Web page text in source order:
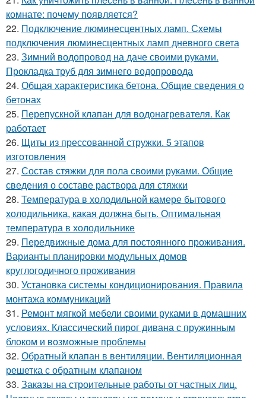
комнате: почему появляется?
22. Подключение люминесцентных ламп. Схемы
подключения люминесцентных ламп дневного света
23. Зимний водопровод на даче своими руками.
Прокладка труб для зимнего водопровода
24. Общая характеристика бетона. Общие сведения о
бетонах
25. Перепускной клапан для водонагревателя. Как
работает
26. Щиты из прессованной стружки. 5 этапов
изготовления
27. Состав стяжки для пола своими руками. Общие
сведения о составе раствора для стяжки
28. Температура в холодильной камере бытового
холодильника, какая должна быть. Оптимальная
температура в холодильнике
29. Передвижные дома для постоянного проживания.
Варианты планировки модульных домов
круглогодичного проживания
30. Установка системы кондиционирования. Правила
монтажа коммуникаций
31. Ремонт мягкой мебели своими руками в домашних
условиях. Классический пирог дивана с пружинным
блоком и возможные проблемы
32. Обратный клапан в вентиляции. Вентиляционная
решетка с обратным клапаном
33. Заказы на строительные работы от частных лиц.